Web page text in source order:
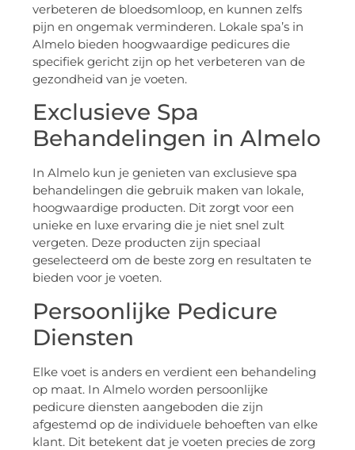
verbeteren de bloedsomloop, en kunnen zelfs
pijn en ongemak verminderen. Lokale spa’s in
Almelo bieden hoogwaardige pedicures die
specifiek gericht zijn op het verbeteren van de
gezondheid van je voeten.
Exclusieve Spa
Behandelingen in Almelo
In Almelo kun je genieten van exclusieve spa
behandelingen die gebruik maken van lokale,
hoogwaardige producten. Dit zorgt voor een
unieke en luxe ervaring die je niet snel zult
vergeten. Deze producten zijn speciaal
geselecteerd om de beste zorg en resultaten te
bieden voor je voeten.
Persoonlijke Pedicure
Diensten
Elke voet is anders en verdient een behandeling
op maat. In Almelo worden persoonlijke
pedicure diensten aangeboden die zijn
afgestemd op de individuele behoeften van elke
klant. Dit betekent dat je voeten precies de zorg